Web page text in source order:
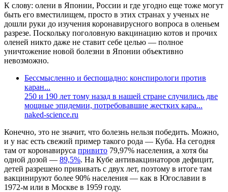
К слову: олени в Японии, России и где угодно еще тоже могут
быть его вместилищем, просто в этих странах у ученых не
дошли руки до изучения коронавирусного вопроса в оленьем
разрезе. Поскольку поголовную вакцинацию котов и прочих
оленей никто даже не ставит себе целью — полное
уничтожение новой болезни в Японии объективно
невозможно.
Бессмысленно и беспощадно: конспирологи против
каран...
250 и 190 лет тому назад в нашей стране случились две
мощные эпидемии, потребовавшие жестких кара...
naked-science.ru
Конечно, это не значит, что болезнь нельзя победить. Можно,
и у нас есть свежий пример такого рода — Куба. На сегодня
там от коронавируса привито 79,97% населения, а хотя бы
одной дозой — 89,5%. На Кубе антивакцинаторов дефицит,
детей разрешено прививать с двух лет, поэтому в итоге там
вакцинируют более 90% населения — как в Югославии в
1972-м или в Москве в 1959 году.